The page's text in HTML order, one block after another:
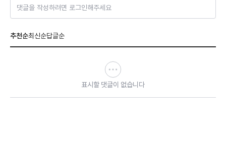
댓글을 작성하려면 로그인해주세요
추천순최신순답글순
표시할 댓글이 없습니다